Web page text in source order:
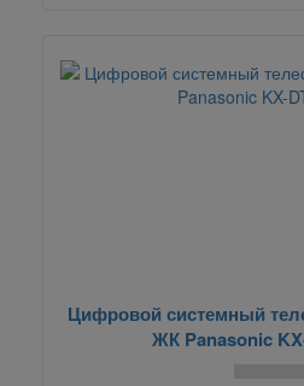
Цифровой системный
ЖК Panasonic